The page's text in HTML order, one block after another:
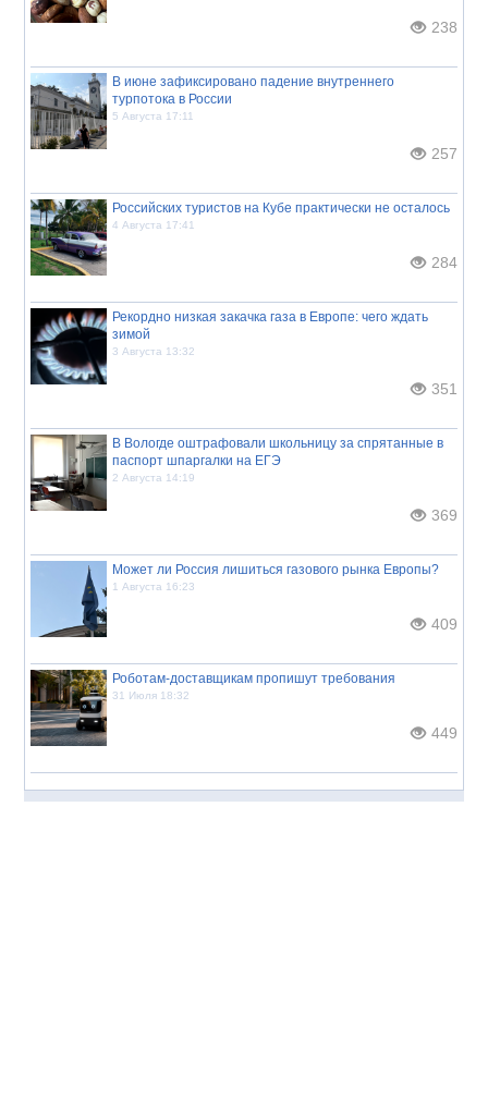
238
В июне зафиксировано падение внутреннего
турпотока в России
5 Августа 17:11
257
Российских туристов на Кубе практически не осталось
4 Августа 17:41
284
Рекордно низкая закачка газа в Европе: чего ждать
зимой
3 Августа 13:32
351
В Вологде оштрафовали школьницу за спрятанные в
паспорт шпаргалки на ЕГЭ
2 Августа 14:19
369
Может ли Россия лишиться газового рынка Европы?
1 Августа 16:23
409
Роботам-доставщикам пропишут требования
31 Июля 18:32
449